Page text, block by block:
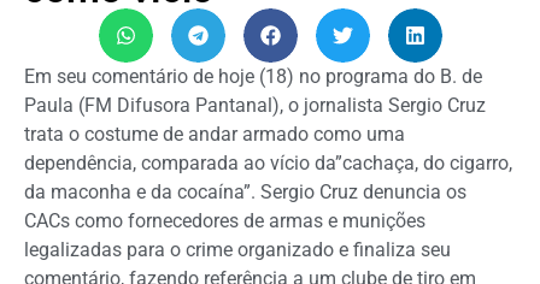
Em seu comentário de hoje (18) no programa do B. de
Paula (FM Difusora Pantanal), o jornalista Sergio Cruz
trata o costume de andar armado como uma
dependência, comparada ao vício da”cachaça, do cigarro,
da maconha e da cocaína”. Sergio Cruz denuncia os
CACs como fornecedores de armas e munições
legalizadas para o crime organizado e finaliza seu
comentário, fazendo referência a um clube de tiro em